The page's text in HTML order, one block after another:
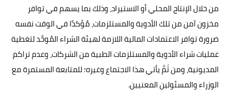
من خلال الإنتاج المحلي أو الاستيراد، وذلك بما يسهم في توافر
مخزون آمن من تلك الأدوية والمستلزمات، مُؤكدًا في الوقت نفسه
ضرورة توافر الاعتمادات المالية اللازمة لهيئة الشراء المُوحَّد لتغطية
عمليات شراء الأدوية والمستلزمات الطبية من الشركات، وعدم تراكم
المديونية، ومن ثَمَّ يأتي هذا الاجتماع وغيره؛ للمتابعة المستمرة مع
الوزراء والمسئولين المعنيين.